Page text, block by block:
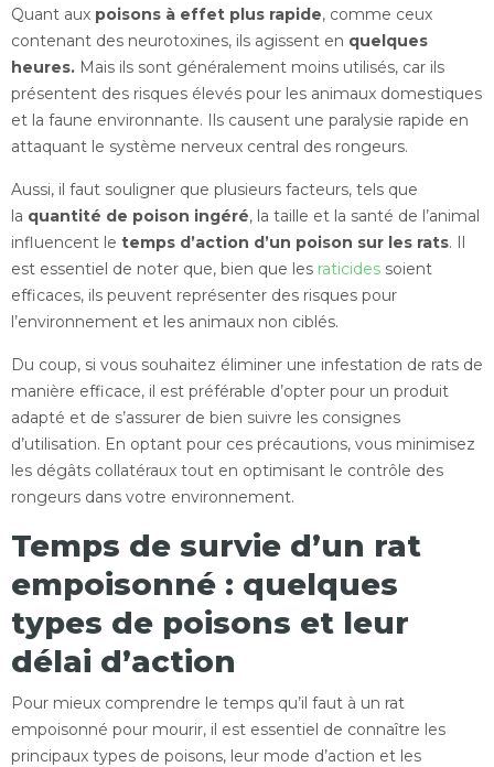
Quant aux poisons à effet plus rapide, comme ceux
contenant des neurotoxines, ils agissent en quelques
heures. Mais ils sont généralement moins utilisés, car ils
présentent des risques élevés pour les animaux domestiques
et la faune environnante. Ils causent une paralysie rapide en
attaquant le système nerveux central des rongeurs.
Aussi, il faut souligner que plusieurs facteurs, tels que
la quantité de poison ingéré, la taille et la santé de l’animal
influencent le temps d’action d’un poison sur les rats. Il
est essentiel de noter que, bien que les raticides soient
efficaces, ils peuvent représenter des risques pour
l’environnement et les animaux non ciblés.
Du coup, si vous souhaitez éliminer une infestation de rats de
manière efficace, il est préférable d’opter pour un produit
adapté et de s’assurer de bien suivre les consignes
d’utilisation. En optant pour ces précautions, vous minimisez
les dégâts collatéraux tout en optimisant le contrôle des
rongeurs dans votre environnement.
Temps de survie d’un rat
empoisonné : quelques
types de poisons et leur
délai d’action
Pour mieux comprendre le temps qu’il faut à un rat
empoisonné pour mourir, il est essentiel de connaître les
principaux types de poisons, leur mode d’action et les